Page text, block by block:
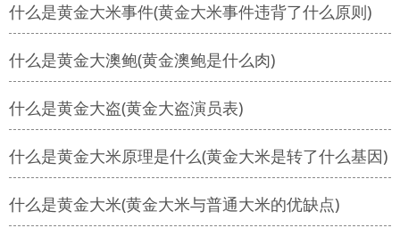
什么是黄金大米事件(黄金大米事件违背了什么原则)
什么是黄金大澳鲍(黄金澳鲍是什么肉)
什么是黄金大盗(黄金大盗演员表)
什么是黄金大米原理是什么(黄金大米是转了什么基因)
什么是黄金大米(黄金大米与普通大米的优缺点)